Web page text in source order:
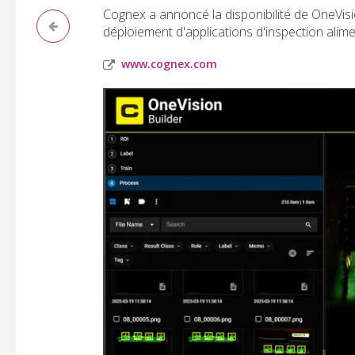
Cognex a annoncé la disponibilité de
déploiement d'applications d'inspection
www.cognex.com